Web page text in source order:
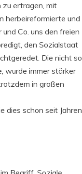
zu ertragen, mit
herbeireformierte und
Co. uns den freien
den Sozialstaat
Die nicht so
wurde immer stärker
in großen
dies schon seit Jahren